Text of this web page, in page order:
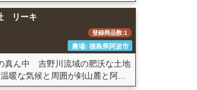
リーキ
登録商品数:1
農場: 徳島県阿波市
真ん中 吉野川流域の肥沃な土地
暖な気候と周囲が剣山麓と阿...